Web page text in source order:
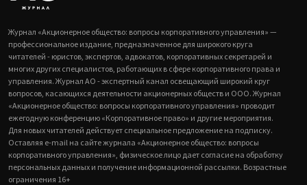
Журнал «Акционерное общество: вопросы корпоративного управления» —
профессиональное издание, предназначенное для широкого круга
читателей - юристов, экспертов, адвокатов, корпоративных секретарей и
многих других специалистов, работающих в сфере корпоративного права и
управления. Журнал АО - экспертный канал освещающий широкий круг
вопросов, касающихся деятельности акционерных обществ и ООО. Журнал
«Акционерное общество: вопросы корпоративного управления» проводит
ежегодную конференцию «Корпоративное право» и другие мероприятия.
Для новых читателей действует специальное предложение на подписку.
Оставляя e-mail на сайте журнала «Акционерное общество: вопросы
корпоративного управления», физическое лицо дает согласие на обработку
персональных данных и получение информационной рассылки. Возрастные
ограничения 16+